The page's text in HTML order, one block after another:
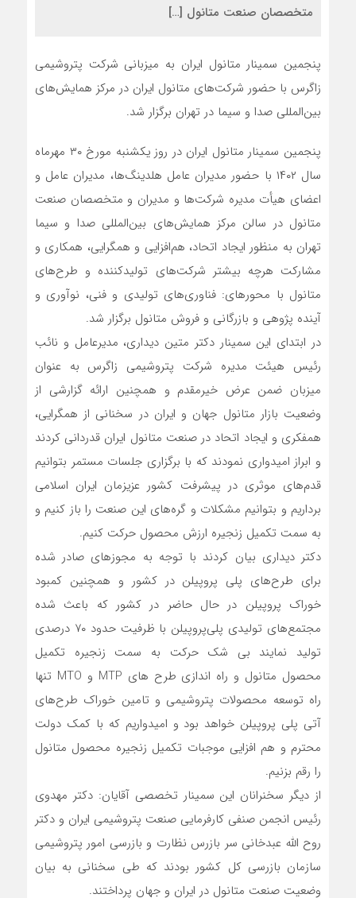
متخصصان صنعت متانول […]
پنجمین سمینار متانول ایران به میزبانی شرکت پتروشیمی
زاگرس با حضور شرکت‌های متانول ایران در مرکز همایش‌های
بین‌المللی صدا و سیما در تهران برگزار شد.
پنجمین سمینار متانول ایران در روز یکشنبه مورخ ۳۰ مهرماه
سال ۱۴۰۲ با حضور مدیران عامل هلدینگ‌ها، مدیران عامل و
اعضای هیأت مدیره شرکت‌ها و مدیران و متخصصان صنعت
متانول در سالن مرکز همایش‌های بین‌المللی صدا و سیما
تهران به منظور ایجاد اتحاد، هم‌افزایی و همگرایی، همکاری و
مشارکت هرچه بیشتر شرکت‌های تولیدکننده و طرح‌های
متانول با محورهای: فناوری‌های تولیدی و فنی، نوآوری‌ و
آینده پژوهی و بازرگانی و فروش متانول برگزار شد.
در ابتدای این سمینار دکتر متین دیداری، مدیرعامل و نائب
رئیس هیئت مدیره شرکت پتروشیمی زاگرس به عنوان
میزبان ضمن عرض خیرمقدم و همچنین ارائه گزارشی از
وضعیت بازار متانول جهان و ایران در سخنانی از همگرایی،
همفکری و ایجاد اتحاد در صنعت متانول ایران قدردانی کردند
و ابراز امیدواری نمودند که با برگزاری جلسات مستمر بتوانیم
قدم‌های موثری در پیشرفت کشور عزیزمان ایران اسلامی
برداریم و بتوانیم مشکلات و گره‌های این صنعت را باز کنیم و
به سمت تکمیل زنجیره ارزش محصول حرکت کنیم.
دکتر دیداری بیان کردند با توجه به مجوزهای صادر شده
برای طرح‌های پلی پروپیلن در کشور و همچنین کمبود
خوراک پروپیلن در‌ حال حاضر در‌ کشور که باعث شده
مجتمع‌های تولیدی پلی‌پروپیلن با ظرفیت حدود ۷۰ درصدی
تولید نمایند بی شک حرکت به سمت زنجیره تکمیل
محصول متانول و راه اندازی طرح های MTP و MTO تنها
راه توسعه محصولات پتروشیمی و تامین خوراک طرح‌های
آتی پلی پروپیلن خواهد بود و امیدواریم که با کمک دولت
محترم و هم افزایی موجبات تکمیل زنجیره محصول متانول
را رقم بزنیم.
از دیگر سخنرانان این سمینار تخصصی آقایان: دکتر مهدوی
رئیس انجمن صنفی کارفرمایی صنعت پتروشیمی ایران و دکتر
روح الله عبدخانی سر بازرس نظارت و بازرسی امور پتروشیمی
سازمان بازرسی کل کشور بودند که طی سخنانی به بیان
وضعیت صنعت متانول در ایران و جهان پرداختند.